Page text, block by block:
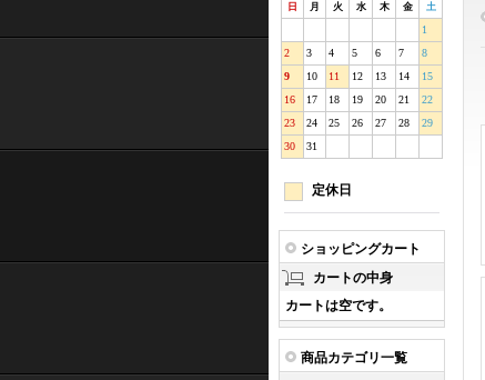
日 月 火 水 木 金 土
1
2
3 4 5 6 7
8
9
10 11 12 13 14
15
16
17 18 19 20 21
22
23
24 25 26 27 28
29
30
31
定休日
ショッピングカート
カートの中身
カートは空です。
商品カテゴリ一覧